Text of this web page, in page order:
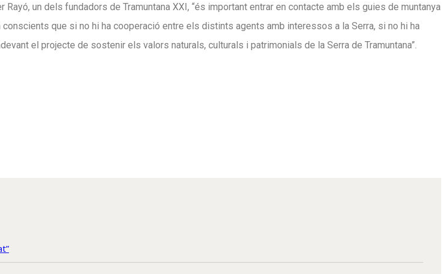
un dels fundadors de Tramuntana XXI, “és important entrar en contacte amb els guies de muntanya
que si no hi ha cooperació entre els distints agents amb interessos a la Serra, si no hi ha
el projecte de sostenir els valors naturals, culturals i patrimonials de la Serra de Tramuntana”.